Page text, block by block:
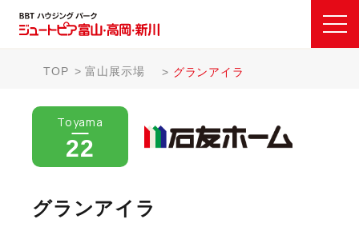
TOP 富山展示場 グランアイラ
Toyama
22
グランアイラ